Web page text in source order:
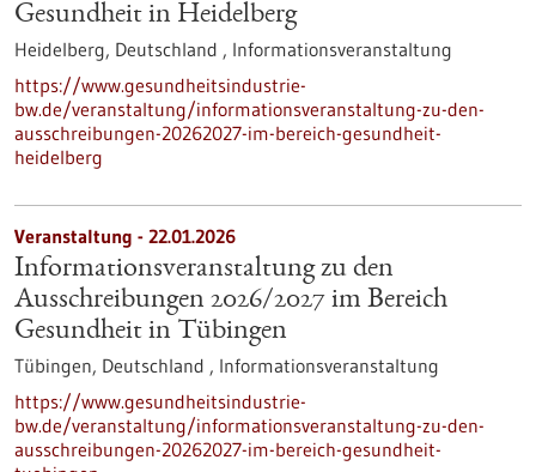
Gesundheit in Heidelberg
Heidelberg, Deutschland , Informationsveranstaltung
https://www.gesundheitsindustrie-
bw.de/veranstaltung/informationsveranstaltung-zu-den-
ausschreibungen-20262027-im-bereich-gesundheit-
heidelberg
Veranstaltung - 22.01.2026
Informationsveranstaltung zu den
Ausschreibungen 2026/2027 im Bereich
Gesundheit in Tübingen
Tübingen, Deutschland , Informationsveranstaltung
https://www.gesundheitsindustrie-
bw.de/veranstaltung/informationsveranstaltung-zu-den-
ausschreibungen-20262027-im-bereich-gesundheit-